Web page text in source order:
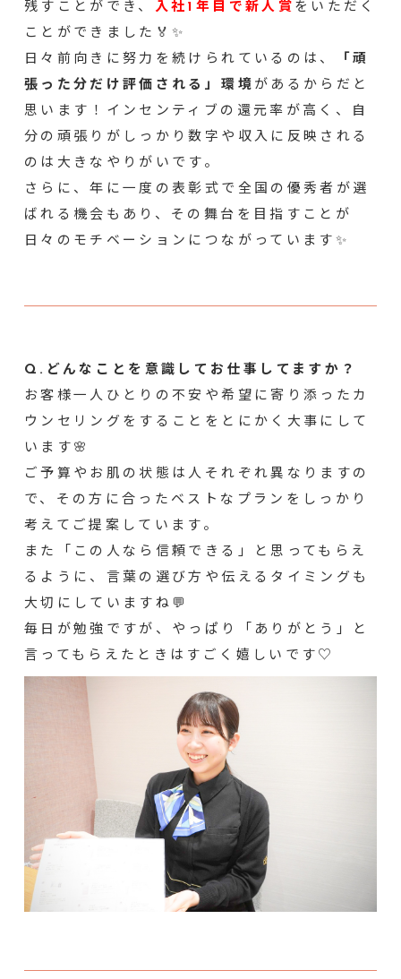
残すことができ、 入社1年目で新人賞 をいただく
ことができました🏅✨
日々前向きに努力を続けられているのは、
「頑
張った分だけ評価される」環境 があるからだと
思います！インセンティブの還元率が高く、自
分の頑張りがしっかり数字や収入に反映される
のは大きなやりがいです。
さらに、年に一度の表彰式で全国の優秀者が選
ばれる機会もあり、その舞台を目指すことが
日々のモチベーションにつながっています✨
Q.どんなことを意識してお仕事してますか？
お客様一人ひとりの不安や希望に寄り添ったカ
ウンセリングをすることをとにかく大事にして
います🌸
ご予算やお肌の状態は人それぞれ異なりますの
で、その方に合ったベストなプランをしっかり
考えてご提案しています。
また「この人なら信頼できる」と思ってもらえ
るように、言葉の選び方や伝えるタイミングも
大切にしていますね💬
毎日が勉強ですが、やっぱり「ありがとう」と
言ってもらえたときはすごく嬉しいです♡